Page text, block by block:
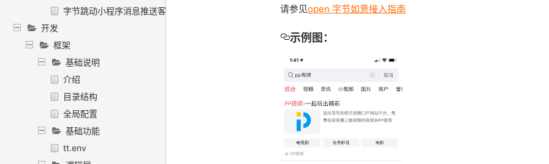
字节跳动小程序消息推送客服
开发
框架
基础说明
介绍
目录结构
全局配置
基础功能
tt.env
请参见open 字节如意接入指南
示例图：